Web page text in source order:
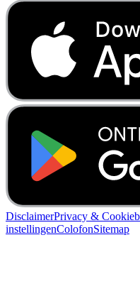
DisclaimerPrivacy &
instellingenColofonSitemap